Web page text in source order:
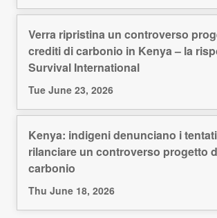
Verra ripristina un controverso
crediti di carbonio in Kenya – la
Survival International
Tue June 23, 2026
Kenya: indigeni denunciano i
rilanciare un controverso progetto
carbonio
Thu June 18, 2026